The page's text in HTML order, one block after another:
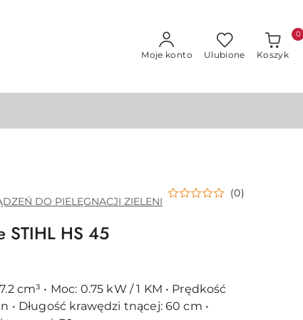
Moje konto Ulubione Koszyk
0
DO PIELĘGNACJI ZIELENI
(0)
STIHL HS 45
cm³ • Moc: 0.75 kW / 1 KM • Prędkość
Długość krawędzi tnącej: 60 cm •